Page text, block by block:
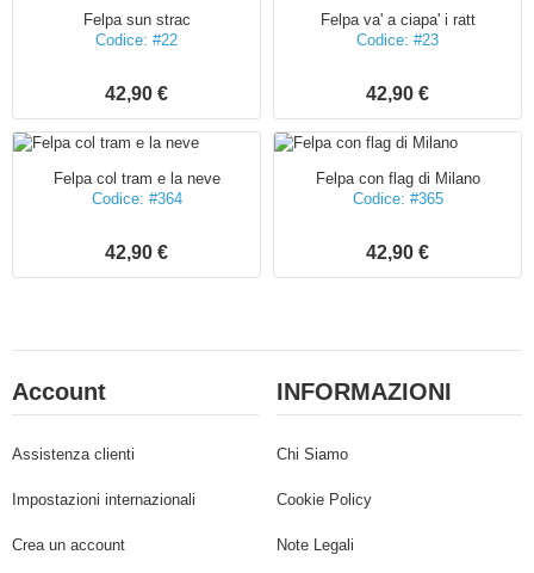
Felpa sun strac
Codice: #22
42,90 €
Felpa va' a ciapa' i ratt
Codice: #23
42,90 €
Felpa col tram e la neve
Codice: #364
42,90 €
Felpa con flag di Milano
Codice: #365
42,90 €
Account
Assistenza clienti
Impostazioni internazionali
Crea un account
INFORMAZIONI
Chi Siamo
Cookie Policy
Note Legali